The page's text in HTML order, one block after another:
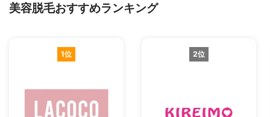
美容脱毛おすすめランキング
1位 2位